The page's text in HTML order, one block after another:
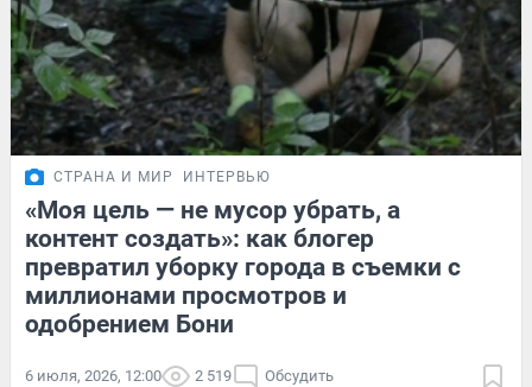
СТРАНА И МИР ИНТЕРВЬЮ
«Моя цель — не мусор убрать, а
контент создать»: как блогер
превратил уборку города в съемки с
миллионами просмотров и
одобрением Бони
6 июля, 2026, 12:00 2 519 Обсудить